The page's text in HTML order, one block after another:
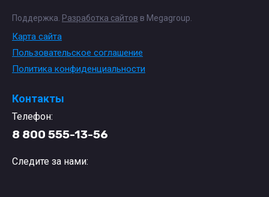
Поддержка. Разработка сайтов в Megagroup.
Карта сайта
Пользовательское соглашение
Политика конфиденциальности
Контакты
Телефон:
8 800 555-13-56
Следите за нами: